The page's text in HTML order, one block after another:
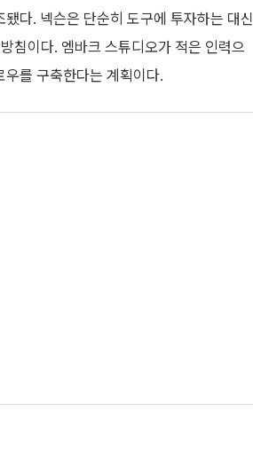
다. 넥슨은 단순히 도구에 투자하는 대신
침이다. 엠바크 스튜디오가 적은 인력으
를 구축한다는 계획이다.